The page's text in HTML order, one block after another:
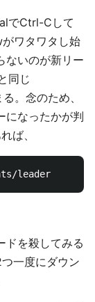
でCtrl-Cして
ワタワタし始
ないのが新リー
同じ
。念のため、
になったかが判
ば、
ドを殺してみる
一度にダウン